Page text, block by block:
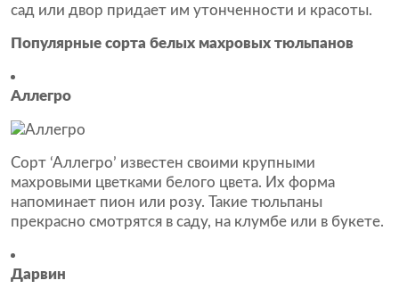
сад или двор придает им утонченности и красоты.
Популярные сорта белых махровых тюльпанов
Аллегро
Сорт ‘Аллегро’ известен своими крупными
махровыми цветками белого цвета. Их форма
напоминает пион или розу. Такие тюльпаны
прекрасно смотрятся в саду, на клумбе или в букете.
Дарвин